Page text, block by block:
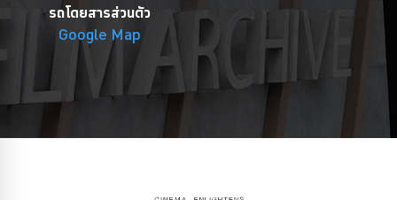
รถโดยสารส่วนตัว
Google Map